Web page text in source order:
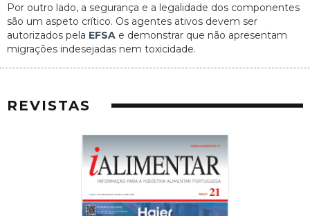
Por outro lado, a segurança e a legalidade dos componentes
são um aspeto crítico. Os agentes ativos devem ser
autorizados pela EFSA e demonstrar que não apresentam
migrações indesejadas nem toxicidade.
REVISTAS